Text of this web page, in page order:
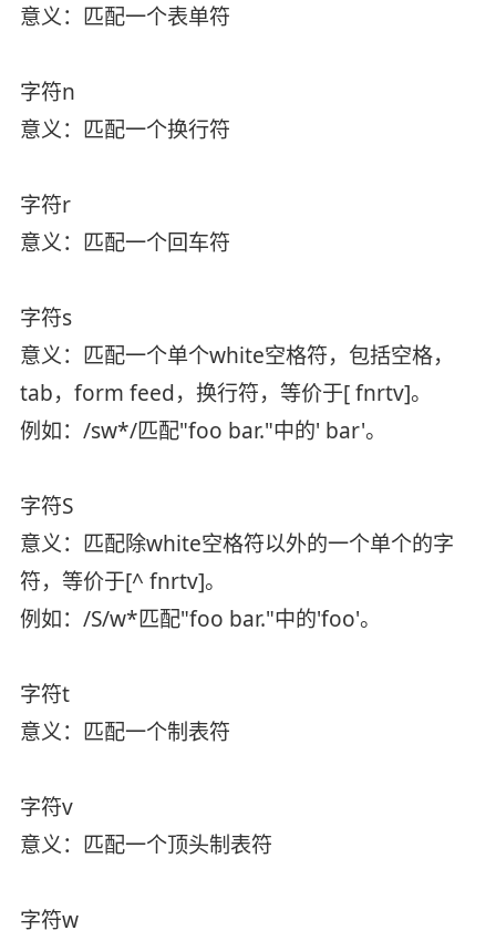
意义：匹配一个表单符
字符n
意义：匹配一个换行符
字符r
意义：匹配一个回车符
字符s
意义：匹配一个单个white空格符，包括空格，
tab，form feed，换行符，等价于[ fnrtv]。
例如：/sw*/匹配"foo bar."中的' bar'。
字符S
意义：匹配除white空格符以外的一个单个的字
符，等价于[^ fnrtv]。
例如：/S/w*匹配"foo bar."中的'foo'。
字符t
意义：匹配一个制表符
字符v
意义：匹配一个顶头制表符
字符w